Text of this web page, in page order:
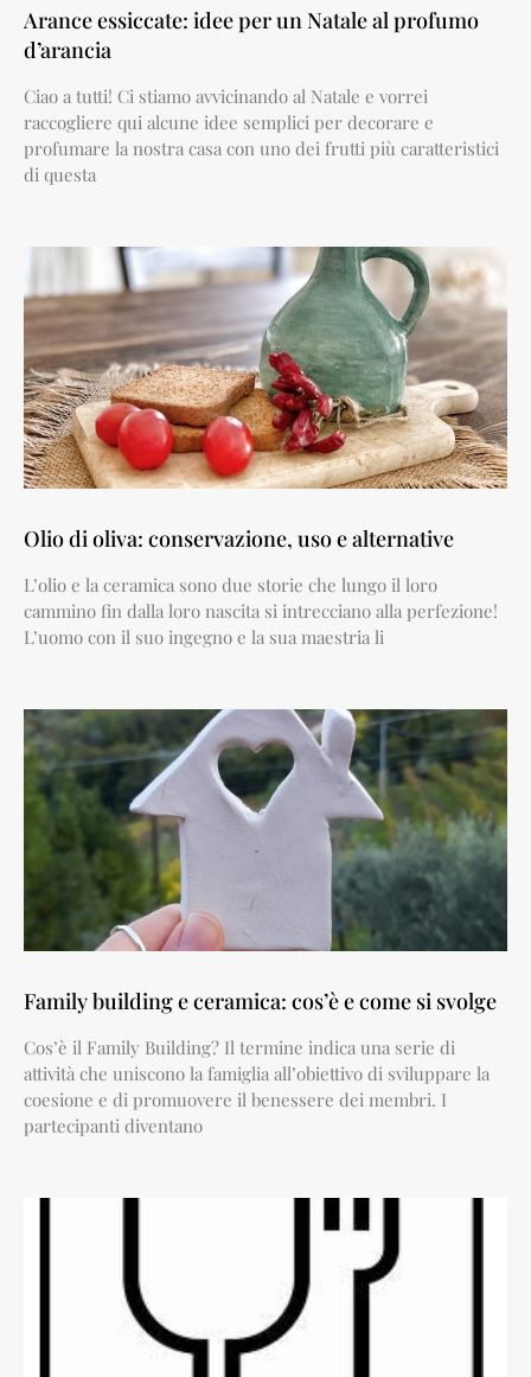
Arance essiccate: idee per un Natale al profumo
d’arancia
Ciao a tutti! Ci stiamo avvicinando al Natale e vorrei
raccogliere qui alcune idee semplici per decorare e
profumare la nostra casa con uno dei frutti più caratteristici
di questa
Olio di oliva: conservazione, uso e alternative
L’olio e la ceramica sono due storie che lungo il loro
cammino fin dalla loro nascita si intrecciano alla perfezione!
L’uomo con il suo ingegno e la sua maestria li
Family building e ceramica: cos’è e come si svolge
Cos’è il Family Building? Il termine indica una serie di
attività che uniscono la famiglia all’obiettivo di sviluppare la
coesione e di promuovere il benessere dei membri. I
partecipanti diventano